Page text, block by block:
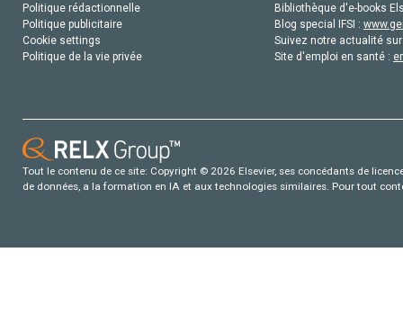
Politique rédactionnelle
Politique publicitaire
Cookie settings
Politique de la vie privée
Bibliothèque d'e-books
Blog special IFSI :
Suivez notre actualité
Site d'emploi en santé :
Tout le contenu de ce site: Copyright © 2026 Elsevier, ses concédants de
de données, a la formation en IA et aux technologies similaires. Pour tout